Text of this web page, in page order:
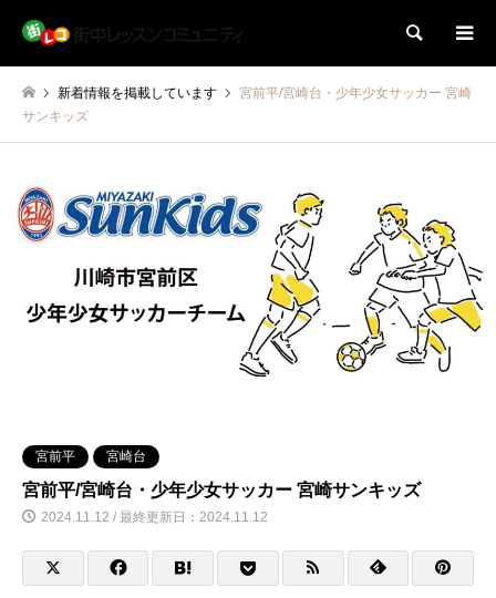
検索
新着情報を掲載しています
宮前平/宮崎台・少年少女サッカー 宮崎
サンキッズ
宮前平 宮崎台
宮前平/宮崎台・少年少女サッカー 宮崎サンキッズ
2024.11.12 / 最終更新日：2024.11.12